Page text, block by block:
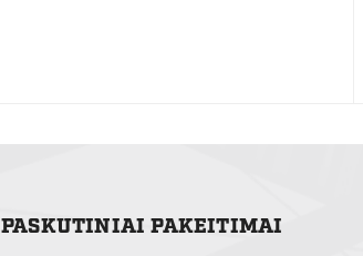
PASKUTINIAI PAKEITIMAI